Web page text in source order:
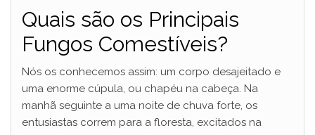
Quais são os Principais
Fungos Comestíveis?
Nós os conhecemos assim: um corpo desajeitado e
uma enorme cúpula, ou chapéu na cabeça. Na
manhã seguinte a uma noite de chuva forte, os
entusiastas correm para a floresta, excitados na